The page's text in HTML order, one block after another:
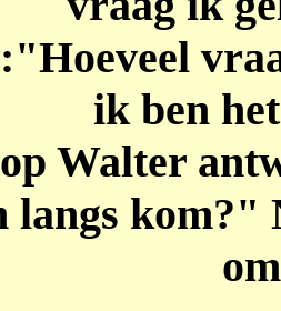
ik ben
Walter
langs kom?"